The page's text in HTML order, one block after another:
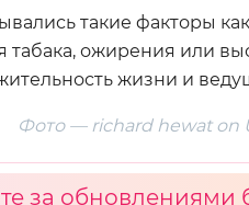
такие факторы
табака, ожирения или
жизни и
Фото — richard hewat on
за обновлениями